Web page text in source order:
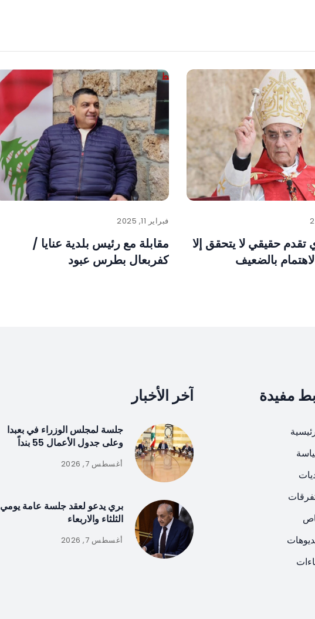
تقدم حقيقي لا يتحقق إلا
بالضعيف
فبراير 11, 2025
مقابلة مع رئيس بلدية عنايا /
كفربعال بطرس عبود
مفيدة آخر الأخبار
جلسة لمجلس الوزراء في بعبدا
وعلى جدول الأعمال 55 بنداً
أغسطس 7, 2026
بري يدعو لعقد جلسة عامة يومي
الثلثاء والاربعاء
أغسطس 7, 2026